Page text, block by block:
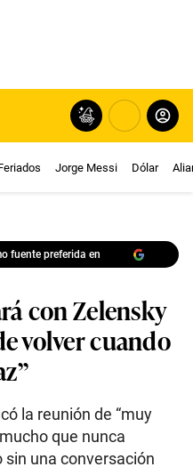
Jorge Messi Dólar
fuente preferida en
con Zelensky
volver cuando
la reunión de “muy
que nunca
una conversación